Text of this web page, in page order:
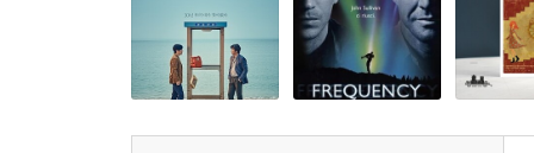
3. 이 소설에 쏟아진 프랑스 매스컴 리뷰
[엘르(ELLE)]